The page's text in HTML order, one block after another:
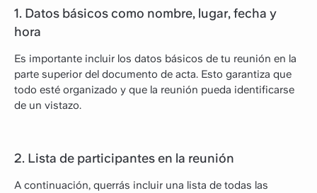
1. Datos básicos como nombre, lugar, fecha y
hora
Es importante incluir los datos básicos de tu reunión en la
parte superior del documento de acta. Esto garantiza que
todo esté organizado y que la reunión pueda identificarse
de un vistazo.
2. Lista de participantes en la reunión
A continuación, querrás incluir una lista de todas las